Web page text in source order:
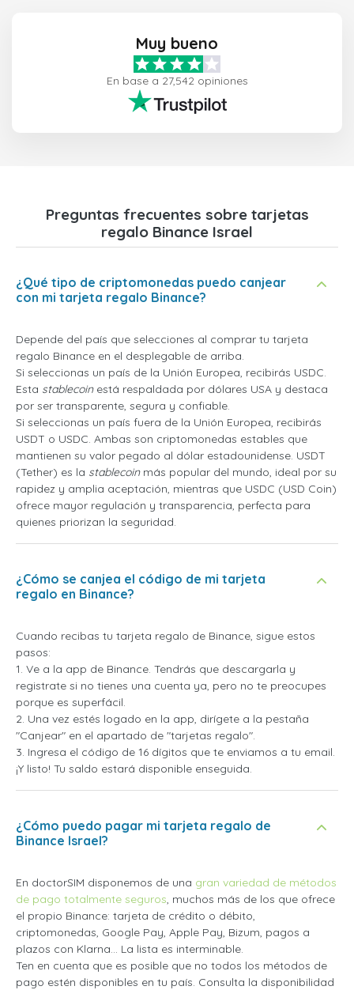
Muy bueno
En base a 27,542 opiniones
Preguntas frecuentes sobre tarjetas
regalo Binance Israel
¿Qué tipo de criptomonedas puedo canjear
con mi tarjeta regalo Binance?
Depende del país que selecciones al comprar tu tarjeta
regalo Binance en el desplegable de arriba.
Si seleccionas un país de la Unión Europea, recibirás USDC.
Esta stablecoinestá respaldada por dólares USA y destaca
por ser transparente, segura y confiable.
Si seleccionas un país fuera de la Unión Europea, recibirás
USDT o USDC. Ambas son criptomonedas estables que
mantienen su valor pegado al dólar estadounidense. USDT
(Tether) es la stablecoinmás popular del mundo, ideal por su
rapidez y amplia aceptación, mientras que USDC (USD Coin)
ofrece mayor regulación y transparencia, perfecta para
quienes priorizan la seguridad.
¿Cómo se canjea el código de mi tarjeta
regalo en Binance?
Cuando recibas tu tarjeta regalo de Binance, sigue estos
pasos:
1. Ve a la app de Binance. Tendrás que descargarla y
registrate si no tienes una cuenta ya, pero no te preocupes
porque es superfácil.
2. Una vez estés logado en la app, dirígete a la pestaña
"Canjear" en el apartado de "tarjetas regalo".
3. Ingresa el código de 16 dígitos que te enviamos a tu email.
¡Y listo! Tu saldo estará disponible enseguida.
¿Cómo puedo pagar mi tarjeta regalo de
Binance Israel?
En doctorSIM disponemos de una gran variedad de métodos
de pago totalmente seguros, muchos más de los que ofrece
el propio Binance: tarjeta de crédito o débito,
criptomonedas, Google Pay, Apple Pay, Bizum, pagos a
plazos con Klarna... La lista es interminable.
Ten en cuenta que es posible que no todos los métodos de
pago estén disponibles en tu país. Consulta la disponibilidad